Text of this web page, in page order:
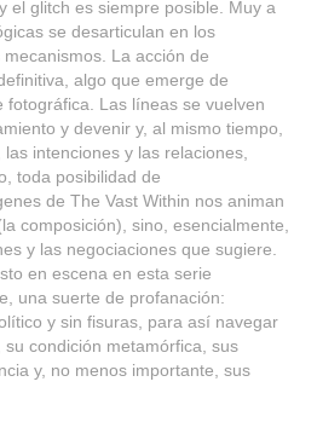
el glitch es siempre posible. Muy a
se desarticulan en los
La acción de
algo que emerge de
fotográfica. Las líneas se vuelven
y devenir y, al mismo tiempo,
intenciones y las relaciones,
toda posibilidad de
de The Vast Within nos animan
composición), sino, esencialmente,
y las negociaciones que sugiere.
en escena en esta serie
una suerte de profanación:
y sin fisuras, para así navegar
condición metamórfica, sus
y, no menos importante, sus